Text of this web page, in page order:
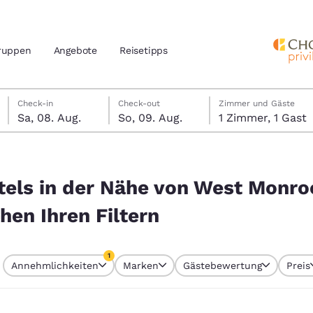
und Standort
Estados Unidos
Latin America Canada
Angebote Reisetipps
Samstag, 8. August
Check-in
Sa, 08. Aug.
Sonntag, 9. August
Check-out
So, 09. Aug.
Sonntag, 9. August Check-out-Datum ausgewählt
Samstag, 8. August Check-in-Datum ausgewählt
Zimmer und Gäste
1 Zimmer, 1 Gast
in der Nähe von West
Ihren Filtern
ausgewählt
Annehmlichkeiten
1
Marken Gästebewertung Preis